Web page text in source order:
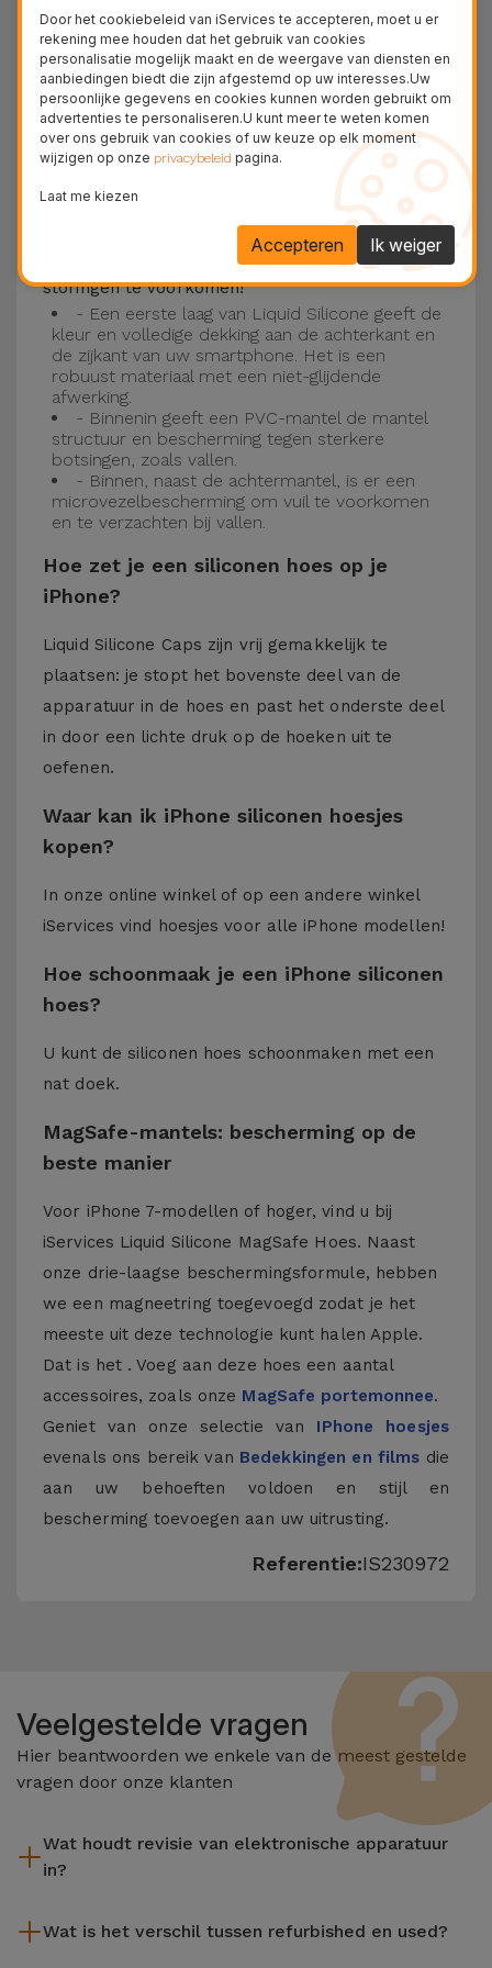
15, 14, 13, 12 onder meer en het nieuwste model
van de Apple, deiPhone 16eniPhone 17.
Drie-laagse bescherming met de
siliconen kappen
Onze iPhone siliconen hoesjes hebben een
robuuste, kwalitatieve constructie met een
drielaagse constructie om ongelukken en
storingen te voorkomen!
- Een eerste laag van Liquid Silicone geeft de
kleur en volledige dekking aan de achterkant en
de zijkant van uw smartphone. Het is een
robuust materiaal met een niet-glijdende
afwerking.
- Binnenin geeft een PVC-mantel de mantel
structuur en bescherming tegen sterkere
botsingen, zoals vallen.
- Binnen, naast de achtermantel, is er een
microvezelbescherming om vuil te voorkomen
en te verzachten bij vallen.
Hoe zet je een siliconen hoes op je
iPhone?
Liquid Silicone Caps zijn vrij gemakkelijk te
plaatsen: je stopt het bovenste deel van de
apparatuur in de hoes en past het onderste deel
in door een lichte druk op de hoeken uit te
oefenen.
Waar kan ik iPhone siliconen hoesjes
kopen?
In onze online winkel of op een andere winkel
iServices vind hoesjes voor alle iPhone modellen!
Hoe schoonmaak je een iPhone siliconen
hoes?
U kunt de siliconen hoes schoonmaken met een
nat doek.
MagSafe-mantels: bescherming op de
beste manier
Voor iPhone 7-modellen of hoger, vind u bij
iServices Liquid Silicone MagSafe Hoes. Naast
onze drie-laagse beschermingsformule, hebben
we een magneetring toegevoegd zodat je het
meeste uit deze technologie kunt halen Apple.
Dat is het . Voeg aan deze hoes een aantal
accessoires, zoals onze MagSafe portemonnee.
Geniet van onze selectie van IPhone hoesjes
evenals ons bereik van Bedekkingen en films die
aan uw behoeften voldoen en stijl en
bescherming toevoegen aan uw uitrusting.
Referentie:IS230972
Veelgestelde vragen
Hier beantwoorden we enkele van de meest gestelde
vragen door onze klanten
Wat houdt revisie van elektronische apparatuur
in?
reiniging, en niet te vergeten het repareren van elk defect
Wat is het verschil tussen refurbished en used?
Door het cookiebeleid van iServices te accepteren, moet u er
rekening mee houden dat het gebruik van cookies
personalisatie mogelijk maakt en de weergave van diensten en
aanbiedingen biedt die zijn afgestemd op uw interesses.Uw
persoonlijke gegevens en cookies kunnen worden gebruikt om
advertenties te personaliseren.U kunt meer te weten komen
over ons gebruik van cookies of uw keuze op elk moment
wijzigen op onze privacybeleid pagina.
Laat me kiezen
Ik weiger
Accepteren